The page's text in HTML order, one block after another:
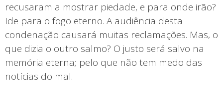
recusaram a mostrar piedade, e para onde irão?
Ide para o fogo eterno. A audiência desta
condenação causará muitas reclamações. Mas, o
que dizia o outro salmo? O justo será salvo na
memória eterna; pelo que não tem medo das
notícias do mal.